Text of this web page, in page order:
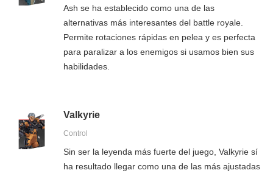
Ash se ha establecido como una de las
alternativas más interesantes del battle royale.
Permite rotaciones rápidas en pelea y es perfecta
para paralizar a los enemigos si usamos bien sus
habilidades.
Valkyrie
Control
Sin ser la leyenda más fuerte del juego, Valkyrie sí
ha resultado llegar como una de las más ajustadas